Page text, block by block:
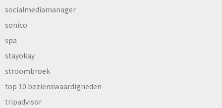
socialmediamanager
sonico
spa
stayokay
stroombroek
top 10 bezienswaardigheden
tripadvisor